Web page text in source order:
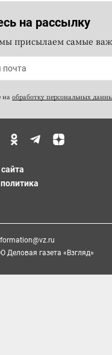
на рассылку
присылаем самые
на обработку персональных
Деловая газета «Взгляд»